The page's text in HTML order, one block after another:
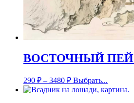
ВОСТОЧНЫЙ
290 ₽ – 3480 ₽ Выбрать...